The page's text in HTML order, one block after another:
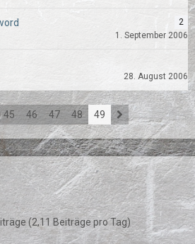
2
1. September 2006
28. August 2006
45 46 47 48 49
(2,11 Beiträge pro Tag)